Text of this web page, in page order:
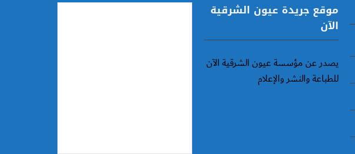
موقع جريدة عيون الشرقية
الآن
يصدر عن مؤسسة عيون الشرقية الآن
للطباعة والنشر والإعلام